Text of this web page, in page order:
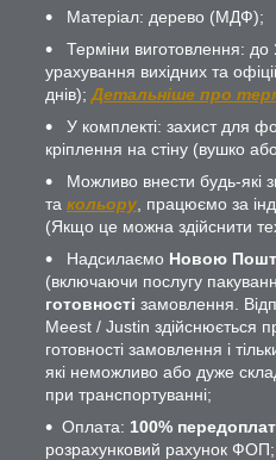
Матеріал: дерево (МДФ);
Терміни виготовлення: до
урахування вихідних та
днів); Детальніше про
У комплекті: захист для
кріплення на стіну (вушко
Можливо внести будь-які
та кольору , працюємо за
(Якщо це можна здійснити
Надсилаємо Новою
(включаючи послугу
готовності замовлення.
Meest / Justin здійснюється
готовності замовлення і
які неможливо або дуже
при транспортуванні;
Оплата: 100%
розрахунковий рахунок ФОП;